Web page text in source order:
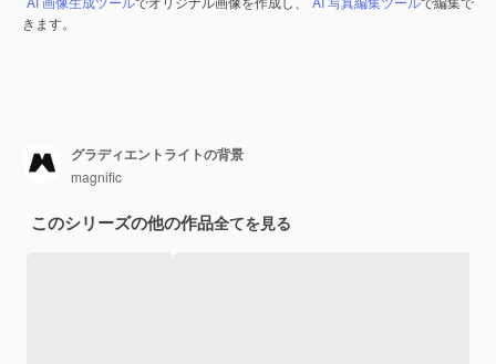
きます。
グラディエントライトの背景
magnific
このシリーズの他の作品全てを見る